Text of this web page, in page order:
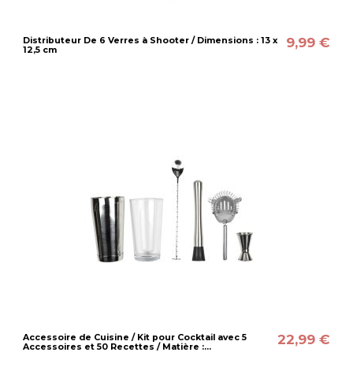
Distributeur De 6 Verres à Shooter / Dimensions : 13 x
12,5 cm
9,99 €
Accessoire de Cuisine / Kit pour Cocktail avec 5
Accessoires et 50 Recettes / Matière :...
22,99 €